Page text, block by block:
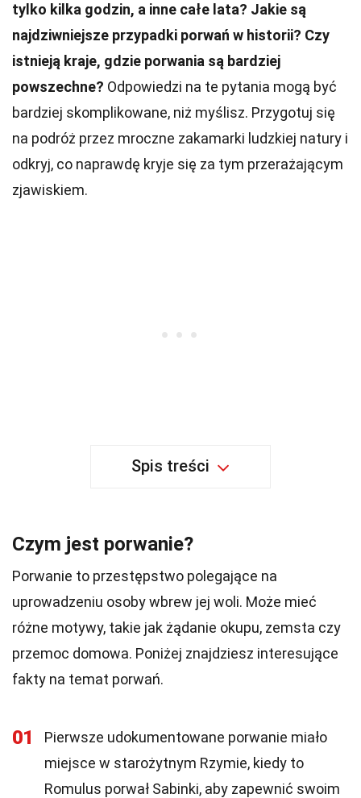
tylko kilka godzin, a inne całe lata? Jakie są
najdziwniejsze przypadki porwań w historii? Czy
istnieją kraje, gdzie porwania są bardziej
powszechne? Odpowiedzi na te pytania mogą być
bardziej skomplikowane, niż myślisz. Przygotuj się
na podróż przez mroczne zakamarki ludzkiej natury i
odkryj, co naprawdę kryje się za tym przerażającym
zjawiskiem.
Spis treści
Czym jest porwanie?
Porwanie to przestępstwo polegające na
uprowadzeniu osoby wbrew jej woli. Może mieć
różne motywy, takie jak żądanie okupu, zemsta czy
przemoc domowa. Poniżej znajdziesz interesujące
fakty na temat porwań.
01
Pierwsze udokumentowane porwanie miało
miejsce w starożytnym Rzymie, kiedy to
Romulus porwał Sabinki, aby zapewnić swoim